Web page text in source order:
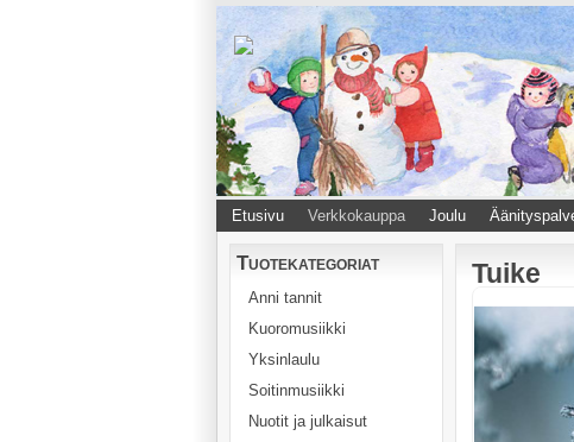
Etusivu Verkkokauppa Joulu
Tuotekategoriat
Anni tannit
Kuoromusiikki
Yksinlaulu
Soitinmusiikki
Nuotit ja julkaisut
Tuike